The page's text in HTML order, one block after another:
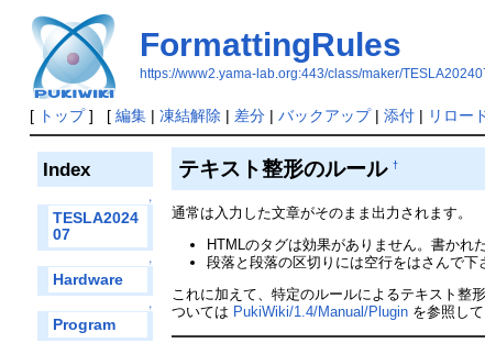
FormattingRules
https://www2.yama-lab.org:443/class/maker/
[ トップ] [ 編集| 凍結解除 | 差分| バックアップ| 添付| リロー
Index
↑
TESLA2024
07
↑
Hardware
↑
Program
テキスト整形のルール†
通常は入力した文章がそのまま出力されます。
HTMLのタグは効果がありません。書か
段落と段落の区切りには空行をはさんで
これに加えて、特定のルールによるテキスト整
ついては PukiWiki/1.4/Manual/Plugin を参照して